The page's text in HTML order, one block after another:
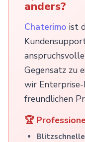
anders?
Chaterimo ist
Gegensatz zu
wir
freundlichen
🏆
Blitzschnelle